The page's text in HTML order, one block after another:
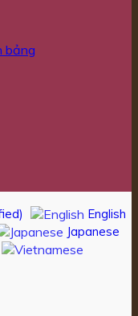
bảng
English
Japanese